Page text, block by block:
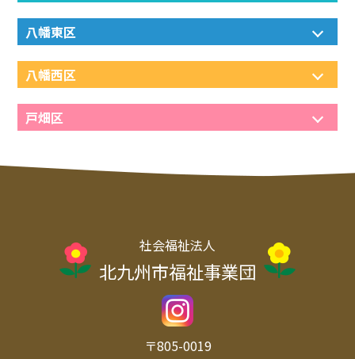
八幡東区
八幡西区
戸畑区
社会福祉法人
北九州市福祉事業団
〒805-0019